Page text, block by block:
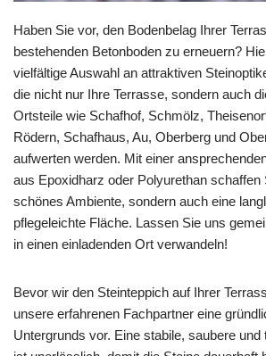
Haben Sie vor, den Bodenbelag Ihrer
bestehenden Betonboden zu erneuern?
vielfältige Auswahl an attraktiven
die nicht nur Ihre Terrasse, sondern auch
Ortsteile wie Schafhof, Schmölz,
Rödern, Schafhaus, Au, Oberberg und
aufwerten werden. Mit einer
aus Epoxidharz oder Polyurethan schaffen
schönes Ambiente, sondern auch eine
pflegeleichte Fläche. Lassen Sie uns
in einen einladenden Ort verwandeln!
Bevor wir den Steinteppich auf Ihrer
unsere erfahrenen Fachpartner eine
Untergrunds vor. Eine stabile, saubere und